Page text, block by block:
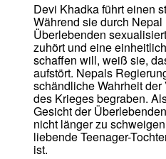
Devi Khadka führt einen
Während sie durch
Überlebenden
zuhört und eine
schaffen will, weiß sie,
aufstört. Nepals
schändliche Wahrheit
des Krieges begraben.
Gesicht der
nicht länger zu
liebende Teenager-
ist.